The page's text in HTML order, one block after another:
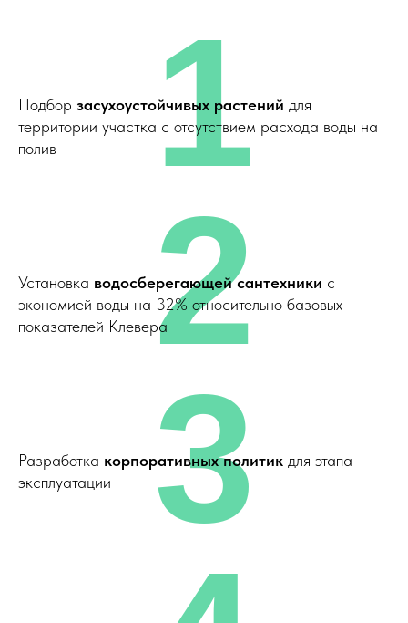
Подбор засухоустойчивых растений для
территории участка с отсутствием расхода воды на
полив
1
Установка водосберегающей сантехники с
экономией воды на 32% относительно базовых
показателей Клевера2
Разработка корпоративных политик для этапа
эксплуатации
3